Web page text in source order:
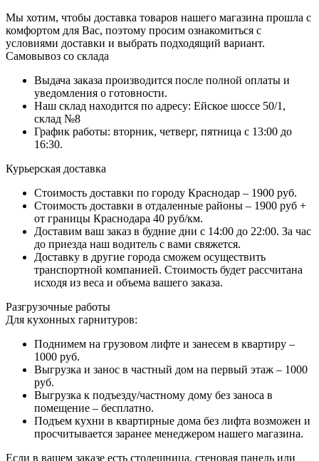
Мы хотим, чтобы доставка товаров нашего магазина прошла с
комфортом для Вас, поэтому просим ознакомиться с
условиями доставки и выбрать подходящий вариант.
Самовывоз со склада
Выдача заказа производится после полной оплаты и
уведомления о готовности.
Наш склад находится по адресу: Ейское шоссе 50/1,
склад №8
График работы: вторник, четверг, пятница с 13:00 до
16:30.
Курьерская доставка
Стоимость доставки по городу Краснодар – 1900 руб.
Стоимость доставки в отдаленные районы – 1900 руб +
от границы Краснодара 40 руб/км.
Доставим ваш заказ в будние дни с 14:00 до 22:00. За час
до приезда наш водитель с вами свяжется.
Доставку в другие города сможем осуществить
транспортной компанией. Стоимость будет рассчитана
исходя из веса и объема вашего заказа.
Разгрузочные работы
Для кухонных гарнитуров:
Поднимем на грузовом лифте и занесем в квартиру –
1000 руб.
Выгрузка и занос в частный дом на первый этаж – 1000
руб.
Выгрузка к подъезду/частному дому без заноса в
помещение – бесплатно.
Подъем кухни в квартирные дома без лифта возможен и
просчитывается заранее менеджером нашего магазина.
Если в вашем заказе есть столешница, стеновая панель или